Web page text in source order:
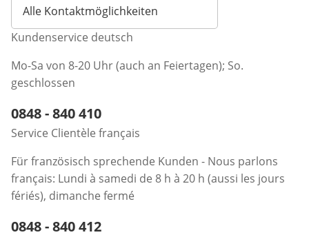
Alle Kontaktmöglichkeiten
Kundenservice deutsch
Mo-Sa von 8-20 Uhr (auch an Feiertagen); So.
geschlossen
Telefonnummer:
0848 - 840 410
Service Clientèle français
Für französisch sprechende Kunden - Nous parlons
français: Lundi à samedi de 8 h à 20 h (aussi les jours
fériés), dimanche fermé
Telefonnummer:
0848 - 840 412